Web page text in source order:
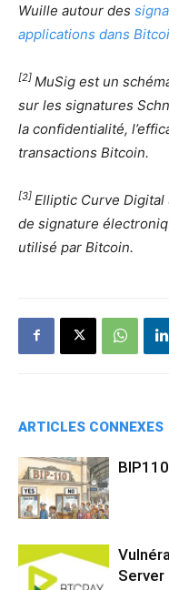
Wuille autour des
applications dans
[2] MuSig est un
sur les signatures
la confidentialité,
transactions Bitcoin.
[3] Elliptic Curve
de signature
utilisé par Bitcoin.
ARTICLES CONNEXES
Server